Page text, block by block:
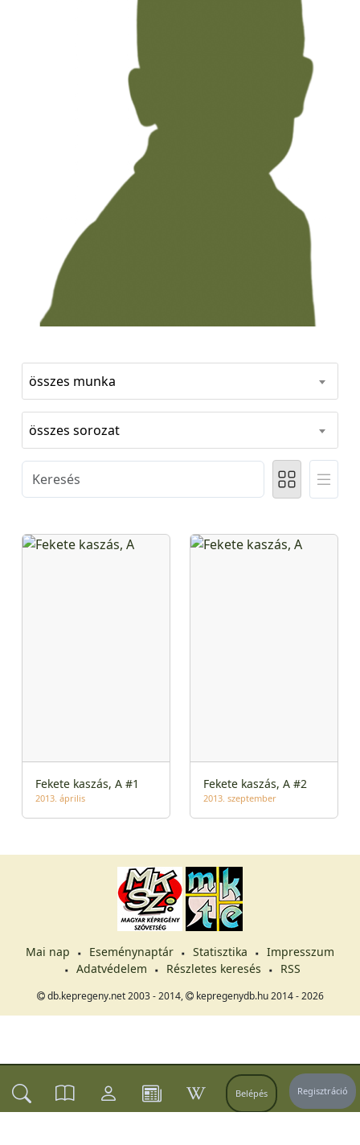
Belépés Regisztráció
összes munka
összes sorozat
Fekete kaszás, A #1
2013. április
Fekete kaszás, A #2
2013. szeptember
Mai nap Eseménynaptár Statisztika
Impresszum
Adatvédelem
Részletes keresés RSS
db.kepregeny.net 2003 - 2014, kepregenydb.hu 2014 - 2026